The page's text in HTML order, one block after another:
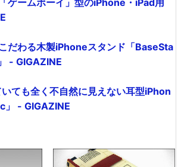
だわる木製iPhoneスタンド「BaseSta
- GIGAZINE
ても全く不自然に見えない耳型iPhon
」 - GIGAZINE